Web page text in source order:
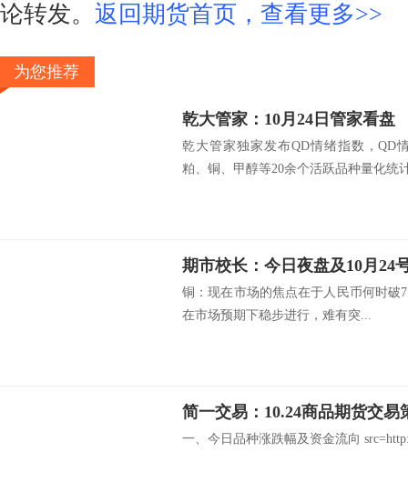
论转发。 返回期货首页，查看更多>>
为您推荐
乾大管家：10月24日管家看盘
乾大管家独家发布QD情绪指数，QD
粕、铜、甲醇等20余个活跃品种量化统
期市校长：今日夜盘及10月24
铜：现在市场的焦点在于人民币何时破
在市场预期下稳步进行，难有突...
简一交易：10.24商品期货交易
一、今日品种涨跌幅及资金流向